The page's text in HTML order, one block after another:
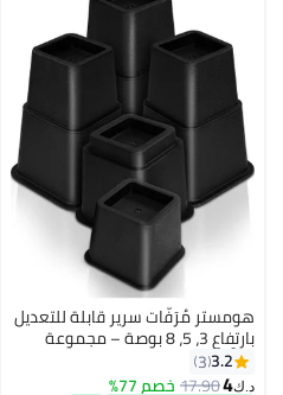
هومستر مُرَفَّات سرير قابلة للتعديل
بارتفاع 3، 5، 8 بوصة – مجموعة
لسرائر وكراسي كونتري وطاولات
3.2
3
د.ك‏4
17.90خصم 77%